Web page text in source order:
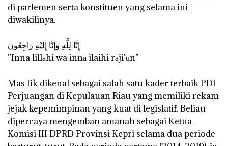
di parlemen serta konstituen yang selama ini
diwakilinya.
‎إِنَّا لِلَّهِ وَإِنَّا إِلَيْهِ رَاجِعُونَ
‎”Inna lillāhi wa innā ilaihi rāji’ūn”
‎Mas Iik dikenal sebagai salah satu kader terbaik PDI
Perjuangan di Kepulauan Riau yang memiliki rekam
jejak kepemimpinan yang kuat di legislatif. Beliau
dipercaya mengemban amanah sebagai Ketua
Komisi III DPRD Provinsi Kepri selama dua periode